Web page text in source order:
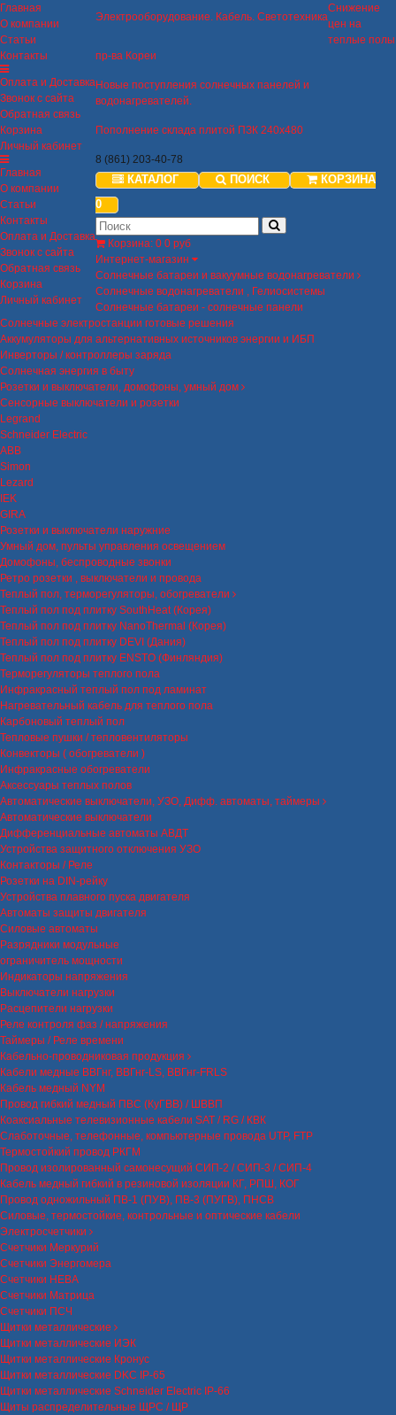
Главная
О компании
Статьи
Контакты
Оплата и Доставка
Звонок с сайта
Обратная связь
Корзина
Личный кабинет
Главная
О компании
Статьи
Контакты
Оплата и Доставка
Звонок с сайта
Обратная связь
Корзина
Личный кабинет
Электрооборудование. Кабель. Светотехника
Снижение
цен на
теплые полы
пр-ва Кореи
Новые поступления солнечных панелей и
водонагревателей.
Пополнение склада плитой ПЗК 240х480
8 (861) 203-40-78
КАТАЛОГ ПОИСК
КОРЗИНА
0
Корзина: 0 0 руб
Интернет-магазин
Солнечные батареи и вакуумные водонагреватели
Солнечные водонагреватели , Гелиосистемы
Солнечные батареи - солнечные панели
Солнечные электростанции готовые решения
Аккумуляторы для альтернативных источников энергии и ИБП
Инверторы / контроллеры заряда
Солнечная энергия в быту
Розетки и выключатели, домофоны, умный дом
Сенсорные выключатели и розетки
Legrand
Schneider Electric
ABB
Simon
Lezard
IEK
GIRA
Розетки и выключатели наружние
Умный дом, пульты управления освещением
Домофоны, беспроводные звонки
Ретро розетки , выключатели и провода
Теплый пол, терморегуляторы, обогреватели
Теплый пол под плитку SouthHeat (Корея)
Теплый пол под плитку NanoThermal (Корея)
Теплый пол под плитку DEVI (Дания)
Теплый пол под плитку ENSTO (Финляндия)
Терморегуляторы теплого пола
Инфракрасный теплый пол под ламинат
Нагревательный кабель для теплого пола
Карбоновый теплый пол
Тепловые пушки / тепловентиляторы
Конвекторы ( обогреватели )
Инфракрасные обогреватели
Аксессуары теплых полов
Автоматические выключатели, УЗО, Дифф. автоматы, таймеры
Автоматические выключатели
Дифференциальные автоматы АВДТ
Устройства защитного отключения УЗО
Контакторы / Реле
Розетки на DIN-рейку
Устройства плавного пуска двигателя
Автоматы защиты двигателя
Силовые автоматы
Разрядники модульные
ограничитель мощности
Индикаторы напряжения
Выключатели нагрузки
Расцепители нагрузки
Реле контроля фаз / напряжения
Таймеры / Реле времени
Кабельно-проводниковая продукция
Кабели медные ВВГнг, ВВГнг-LS, ВВГнг-FRLS
Кабель медный NYM
Провод гибкий медный ПВС (КуГВВ) / ШВВП
Коаксиальные телевизионные кабели SAT / RG / КВК
Слаботочные, телефонные, компьютерные провода UTP, FTP
Термостойкий провод РКГМ
Провод изолированный самонесущий СИП-2 / СИП-3 / СИП-4
Кабель медный гибкий в резиновой изоляции КГ, РПШ, КОГ
Провод одножильный ПВ-1 (ПУВ), ПВ-3 (ПУГВ), ПНСВ
Силовые, термостойкие, контрольные и оптические кабели
Электросчетчики
Счетчики Меркурий
Счетчики Энергомера
Счетчики НЕВА
Счетчики Матрица
Счетчики ПСЧ
Щитки металлические
Щитки металлические ИЭК
Щитки металлические Кронус
Щитки металлические DKC IP-65
Щитки металлические Schneider Electric IP-66
Щиты распределительные ЩРС / ЩР